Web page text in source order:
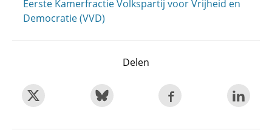
Eerste Kamerfractie Volkspartij voor Vrijheid en
Democratie (VVD)
Delen